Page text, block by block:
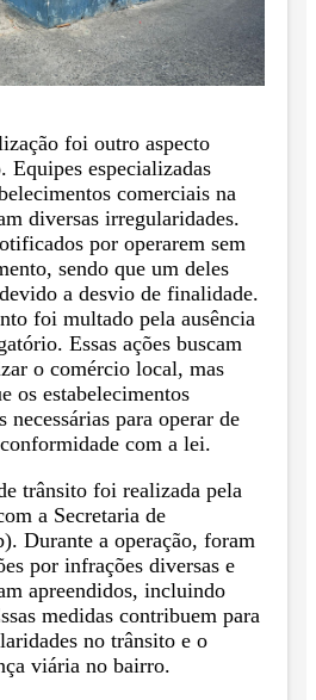
foi outro aspecto
Equipes especializadas
comerciais na
diversas irregularidades.
por operarem sem
sendo que um deles
a desvio de finalidade.
foi multado pela ausência
Essas ações buscam
o comércio local, mas
os estabelecimentos
necessárias para operar de
com a lei.
trânsito foi realizada pela
a Secretaria de
Durante a operação, foram
por infrações diversas e
apreendidos, incluindo
medidas contribuem para
no trânsito e o
viária no bairro.